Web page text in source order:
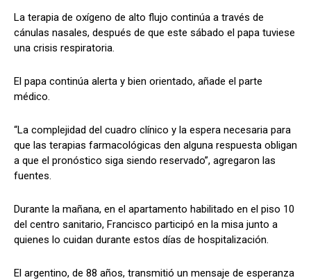
Comparta
Facebook X WhatsApp
Síganos
Comparta
Facebook X WhatsApp
Síganos
La terapia de oxígeno de alto flujo continúa a través de
cánulas nasales, después de que este sábado el papa tuviese
una crisis respiratoria.
El papa continúa alerta y bien orientado, añade el parte
médico.
“La complejidad del cuadro clínico y la espera necesaria para
que las terapias farmacológicas den alguna respuesta obligan
a que el pronóstico siga siendo reservado”, agregaron las
fuentes.
Durante la mañana, en el apartamento habilitado en el piso 10
del centro sanitario, Francisco participó en la misa junto a
quienes lo cuidan durante estos días de hospitalización.
El argentino, de 88 años, transmitió un mensaje de esperanza